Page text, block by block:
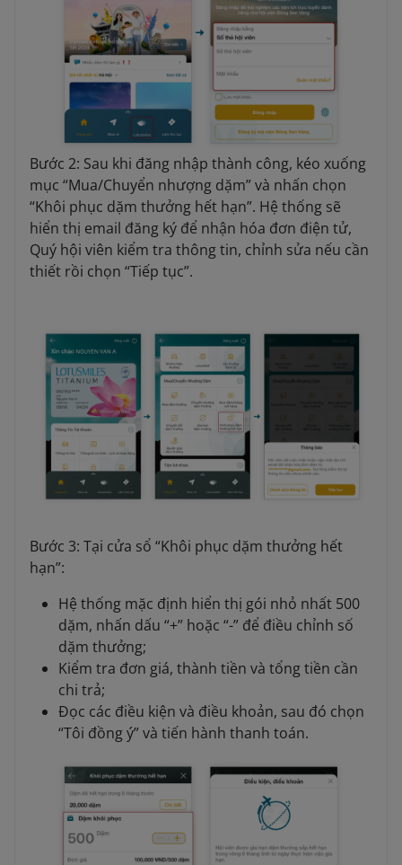
Bước 2: Sau khi đăng nhập thành công, kéo xuống
mục “Mua/Chuyển nhượng dặm” và nhấn chọn
“Khôi phục dặm thưởng hết hạn”. Hệ thống sẽ
hiển thị email đăng ký để nhận hóa đơn điện tử,
Quý hội viên kiểm tra thông tin, chỉnh sửa nếu cần
thiết rồi chọn “Tiếp tục”.
Bước 3: Tại cửa sổ “Khôi phục dặm thưởng hết
hạn”:
Hệ thống mặc định hiển thị gói nhỏ nhất 500
dặm, nhấn dấu “+” hoặc “-” để điều chỉnh số
dặm thưởng;
Kiểm tra đơn giá, thành tiền và tổng tiền cần
chi trả;
Đọc các điều kiện và điều khoản, sau đó chọn
“Tôi đồng ý” và tiến hành thanh toán.